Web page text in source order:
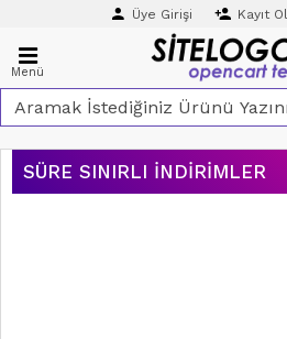
Üye Girişi Kayıt Ol
Menü
SÜRE SINIRLI İNDIRIMLER